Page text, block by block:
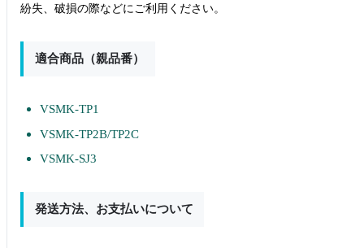
紛失、破損の際などにご利用ください。
適合商品（親品番）
VSMK-TP1
VSMK-TP2B/TP2C
VSMK-SJ3
発送方法、お支払いについて